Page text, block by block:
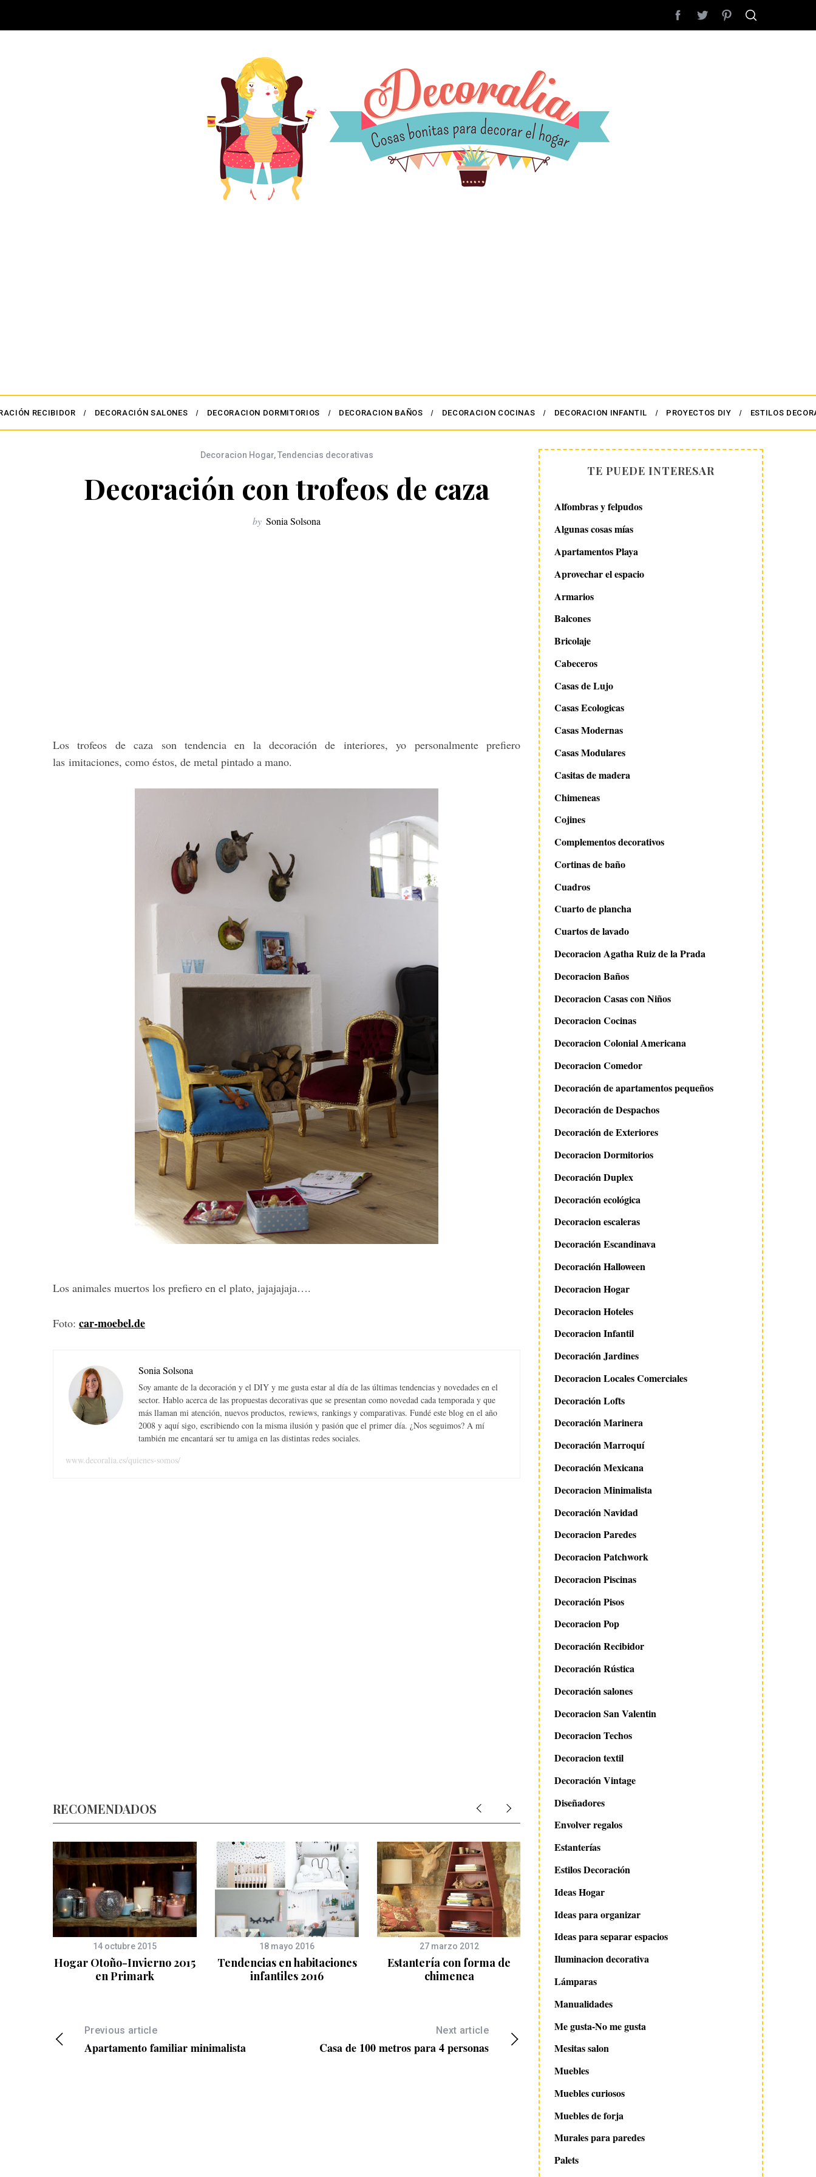
RECIBIDOR DECORACIÓN SALONES DECORACION DORMITORIOS DECORACION BAÑOS DECORACION COCINAS DECORACION INFANTIL PROYECTOS DIY ESTILOS
Decoracion Hogar,Tendencias decorativas
Decoración con trofeos de caza
by Sonia Solsona
Los trofeos de caza son tendencia en la decoración de interiores, yo personalmente prefiero
las imitaciones, como éstos, de metal pintado a mano.
Los animales muertos los prefiero en el plato, jajajajaja….
Foto: car-moebel.de
Sonia Solsona
Soy amante de la decoración y el DIY y me gusta estar al día de las últimas tendencias y novedades en el
sector. Hablo acerca de las propuestas decorativas que se presentan como novedad cada temporada y que
más llaman mi atención, nuevos productos, rewiews, rankings y comparativas. Fundé este blog en el año
2008 y aquí sigo, escribiendo con la misma ilusión y pasión que el primer día. ¿Nos seguimos? A mí
también me encantará ser tu amiga en las distintas redes sociales.
www.decoralia.es/quienes-somos/
RECOMENDADOS
14 octubre 2015
Hogar Otoño-Invierno 2015
en Primark
18 mayo 2016
Tendencias en habitaciones
infantiles 2016
27 marzo 2012
Estantería con forma de
chimenea
Vivir en una iglesia
4 septiembre 2012
Novedades Ferm
Otoño Invierno
Previous article
Apartamento familiar minimalista
Next article
Casa de 100 metros para 4 personas
TE PUEDE INTERESAR
Alfombras y felpudos
Algunas cosas mías
Apartamentos Playa
Aprovechar el espacio
Armarios
Balcones
Bricolaje
Cabeceros
Casas de Lujo
Casas Ecologicas
Casas Modernas
Casas Modulares
Casitas de madera
Chimeneas
Cojines
Complementos decorativos
Cortinas de baño
Cuadros
Cuarto de plancha
Cuartos de lavado
Decoracion Agatha Ruiz de la Prada
Decoracion Baños
Decoracion Casas con Niños
Decoracion Cocinas
Decoracion Colonial Americana
Decoracion Comedor
Decoración de apartamentos pequeños
Decoración de Despachos
Decoración de Exteriores
Decoracion Dormitorios
Decoración Duplex
Decoración ecológica
Decoracion escaleras
Decoración Escandinava
Decoración Halloween
Decoracion Hogar
Decoracion Hoteles
Decoracion Infantil
Decoración Jardines
Decoracion Locales Comerciales
Decoración Lofts
Decoración Marinera
Decoración Marroquí
Decoración Mexicana
Decoracion Minimalista
Decoración Navidad
Decoracion Paredes
Decoracion Patchwork
Decoracion Piscinas
Decoración Pisos
Decoracion Pop
Decoración Recibidor
Decoración Rústica
Decoración salones
Decoracion San Valentin
Decoracion Techos
Decoracion textil
Decoración Vintage
Diseñadores
Envolver regalos
Estanterías
Estilos Decoración
Ideas Hogar
Ideas para organizar
Ideas para separar espacios
Iluminacion decorativa
Lámparas
Manualidades
Me gusta-No me gusta
Mesitas salon
Muebles
Muebles curiosos
Muebles de forja
Murales para paredes
Palets